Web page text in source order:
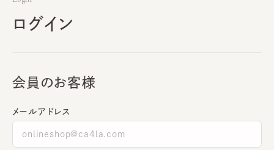
ログイン
会員のお客様
メールアドレス